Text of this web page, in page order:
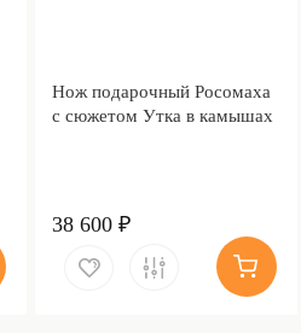
Нож подарочный Росомаха
с сюжетом Утка в камышах
38 600 ₽